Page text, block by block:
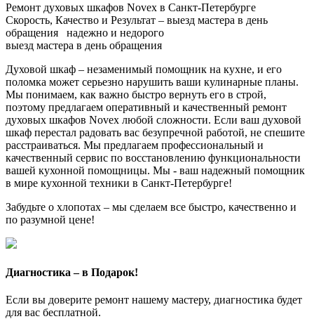
Ремонт духовых шкафов Novex в Санкт-Петербурге
Скорость, Качество и Результат – выезд мастера в день
обращения
надежно и недорого
выезд мастера в день обращения
Духовой шкаф – незаменимый помощник на кухне, и его
поломка может серьезно нарушить ваши кулинарные планы.
Мы понимаем, как важно быстро вернуть его в строй,
поэтому предлагаем оперативный и качественный ремонт
духовых шкафов Novex любой сложности. Если ваш духовой
шкаф перестал радовать вас безупречной работой, не спешите
расстраиваться. Мы предлагаем профессиональный и
качественный сервис по восстановлению функциональности
вашей кухонной помощницы. Мы - ваш надежный помощник
в мире кухонной техники в Санкт-Петербурге!
Забудьте о хлопотах – мы сделаем все быстро, качественно и
по разумной цене!
Диагностика – в Подарок!
Если вы доверите ремонт нашему мастеру, диагностика будет
для вас бесплатной.